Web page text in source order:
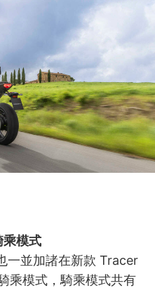
乘模式
一並加諸在新款 Tracer
乘模式，騎乘模式共有